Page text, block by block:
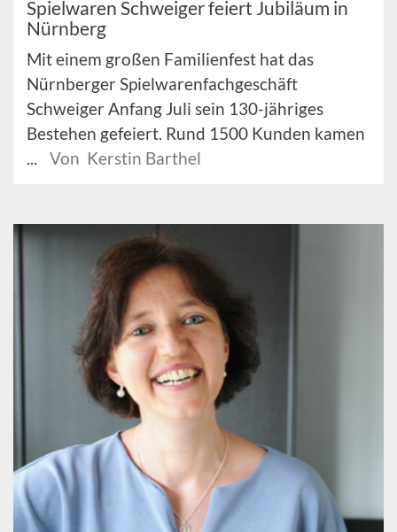
Spielwaren Schweiger feiert Jubiläum in
Nürnberg
Mit einem großen Familienfest hat das
Nürnberger Spielwarenfachgeschäft
Schweiger Anfang Juli sein 130-jähriges
Bestehen gefeiert. Rund 1500 Kunden kamen
...
Von Kerstin Barthel